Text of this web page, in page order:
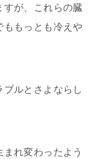
が、これらの臓
ももっとも冷えや
ルとさよならし
れ変わったよう